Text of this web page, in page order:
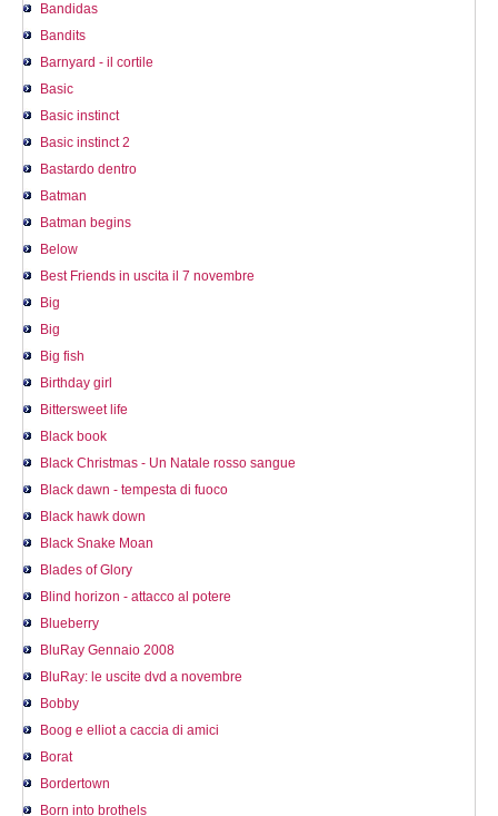
Bandidas
Bandits
Barnyard - il cortile
Basic
Basic instinct
Basic instinct 2
Bastardo dentro
Batman
Batman begins
Below
Best Friends in uscita il 7 novembre
Big
Big
Big fish
Birthday girl
Bittersweet life
Black book
Black Christmas - Un Natale rosso sangue
Black dawn - tempesta di fuoco
Black hawk down
Black Snake Moan
Blades of Glory
Blind horizon - attacco al potere
Blueberry
BluRay Gennaio 2008
BluRay: le uscite dvd a novembre
Bobby
Boog e elliot a caccia di amici
Borat
Bordertown
Born into brothels